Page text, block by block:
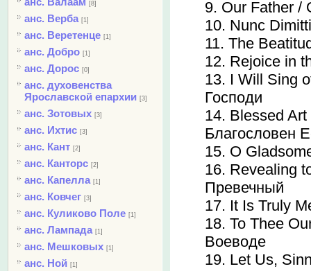
[8]
анс. Верба [1]
анс. Веретенце [1]
анс. Добро [1]
анс. Дорос [0]
анс. духовенства
Ярославской епархии [3]
анс. Зотовых [3]
анс. Ихтис [3]
анс. Кант [2]
анс. Канторс [2]
анс. Капелла [1]
анс. Ковчег [3]
анс. Куликово Поле [1]
анс. Лампада [1]
анс. Мешковых [1]
анс. Ной [1]
9. Our Father
10. Nunc
11. The
12. Rejoice in
13. I Will Sing
Господи
14. Blessed
Благословен
15. O
16. Revealing
Превечный
17. It Is Truly
18. To Thee
Воеводе
19. Let Us,